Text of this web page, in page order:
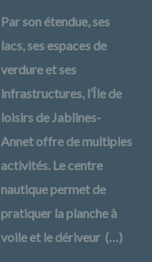
Par son étendue, ses
lacs, ses espaces de
verdure et ses
infrastructures, l’Île de
loisirs de Jablines-
Annet offre de multiples
activités. Le centre
nautique permet de
pratiquer la planche à
voile et le dériveur (…)